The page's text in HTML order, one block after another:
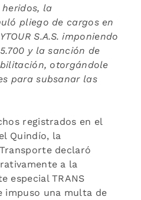
heridos, la
pliego de cargos en
S.A.S. imponiendo
y la sanción de
otorgándole
para subsanar las
registrados en el
Quindío, la
declaró
a la
especial TRANS
impuso una multa de